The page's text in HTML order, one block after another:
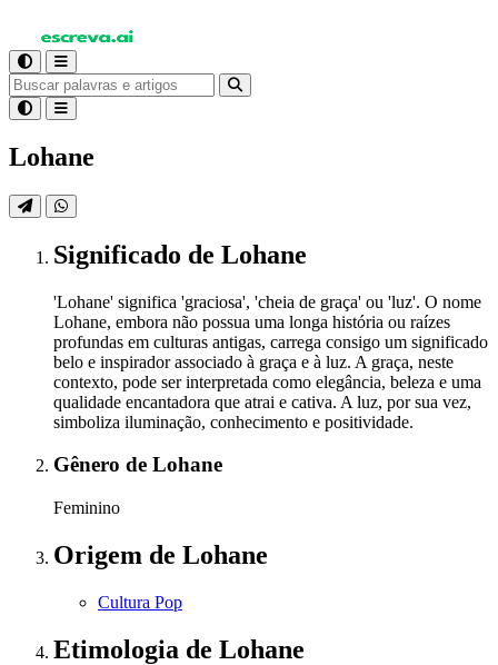
Lohane
Significado de Lohane
'Lohane' significa 'graciosa', 'cheia de graça' ou 'luz'. O nome
Lohane, embora não possua uma longa história ou raízes
profundas em culturas antigas, carrega consigo um significado
belo e inspirador associado à graça e à luz. A graça, neste
contexto, pode ser interpretada como elegância, beleza e uma
qualidade encantadora que atrai e cativa. A luz, por sua vez,
simboliza iluminação, conhecimento e positividade.
Gênero de Lohane
Feminino
Origem de Lohane
Cultura Pop
Etimologia de Lohane